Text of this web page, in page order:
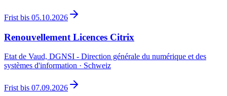
Frist bis 05.10.2026
Renouvellement Licences Citrix
Etat de Vaud, DGNSI - Direction générale du numérique et des
systèmes d'information · Schweiz
Frist bis 07.09.2026